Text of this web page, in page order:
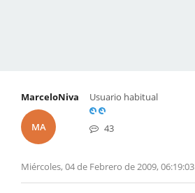
MarceloNiva
MA
Usuario habitual
43
Miércoles, 04 de Febrero de 2009, 06:19:03